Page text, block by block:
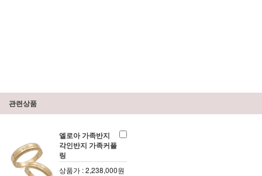
관련상품
엘로아 가족반지
각인반지 가족커플
링
상품가 : 2,238,000원